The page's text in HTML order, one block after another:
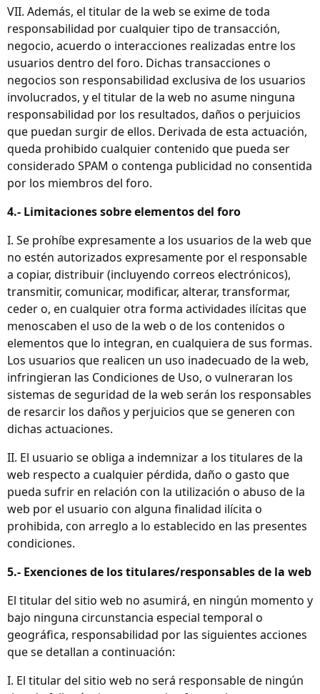
VII. Además, el titular de la web se exime de toda
responsabilidad por cualquier tipo de transacción,
negocio, acuerdo o interacciones realizadas entre los
usuarios dentro del foro. Dichas transacciones o
negocios son responsabilidad exclusiva de los usuarios
involucrados, y el titular de la web no asume ninguna
responsabilidad por los resultados, daños o perjuicios
que puedan surgir de ellos. Derivada de esta actuación,
queda prohibido cualquier contenido que pueda ser
considerado SPAM o contenga publicidad no consentida
por los miembros del foro.
4.- Limitaciones sobre elementos del foro
I. Se prohíbe expresamente a los usuarios de la web que
no estén autorizados expresamente por el responsable
a copiar, distribuir (incluyendo correos electrónicos),
transmitir, comunicar, modificar, alterar, transformar,
ceder o, en cualquier otra forma actividades ilícitas que
menoscaben el uso de la web o de los contenidos o
elementos que lo integran, en cualquiera de sus formas.
Los usuarios que realicen un uso inadecuado de la web,
infringieran las Condiciones de Uso, o vulneraran los
sistemas de seguridad de la web serán los responsables
de resarcir los daños y perjuicios que se generen con
dichas actuaciones.
II. El usuario se obliga a indemnizar a los titulares de la
web respecto a cualquier pérdida, daño o gasto que
pueda sufrir en relación con la utilización o abuso de la
web por el usuario con alguna finalidad ilícita o
prohibida, con arreglo a lo establecido en las presentes
condiciones.
5.- Exenciones de los titulares/responsables de la web
El titular del sitio web no asumirá, en ningún momento y
bajo ninguna circunstancia especial temporal o
geográfica, responsabilidad por las siguientes acciones
que se detallan a continuación:
I. El titular del sitio web no será responsable de ningún